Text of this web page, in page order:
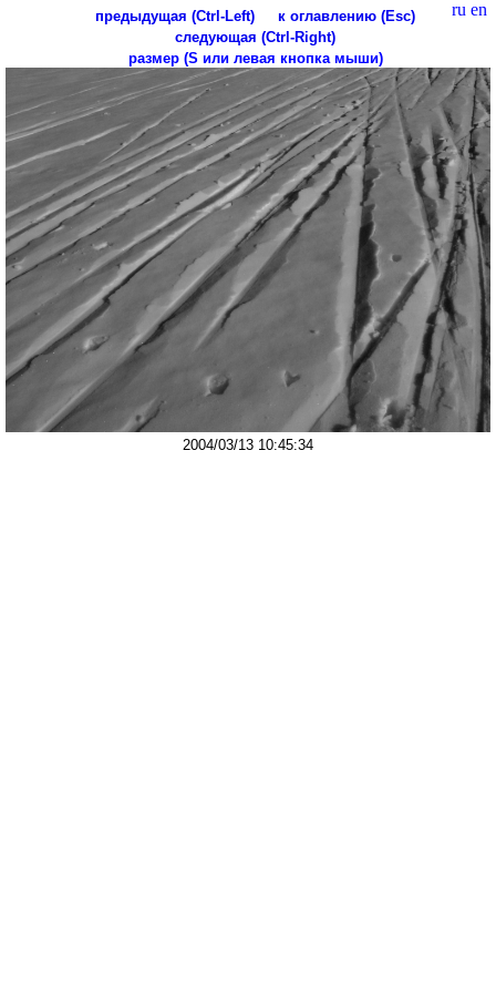
ru en
предыдущая (Ctrl-Left)
к оглавлению (Esc)
следующая (Ctrl-Right)
размер (S или левая кнопка мыши)
2004/03/13 10:45:34